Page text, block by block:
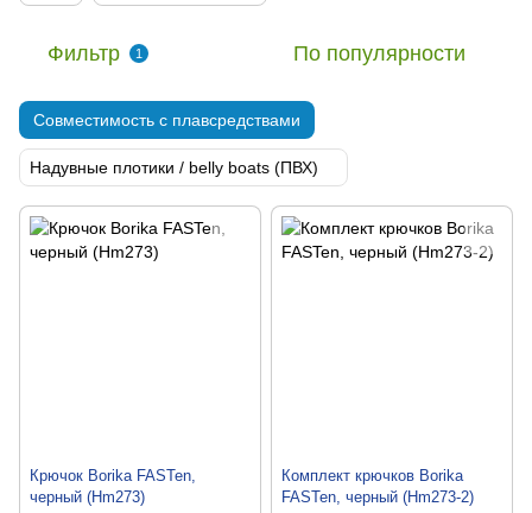
Фильтр 1 По популярности
Совместимость с плавсредствами
Надувные плотики / belly boats (ПВХ)
Крючок Borika FASTen,
черный (Hm273)
Комплект крючков Borika
FASTen, черный (Hm273-2)